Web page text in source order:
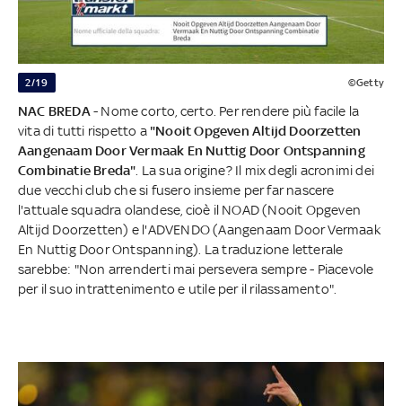
2/19 ©Getty
NAC BREDA - Nome corto, certo. Per rendere più facile la
vita di tutti rispetto a "Nooit Opgeven Altijd Doorzetten
Aangenaam Door Vermaak En Nuttig Door Ontspanning
Combinatie Breda" . La sua origine? Il mix degli acronimi dei
due vecchi club che si fusero insieme per far nascere
l'attuale squadra olandese, cioè il NOAD (Nooit Opgeven
Altijd Doorzetten) e l'ADVENDO (Aangenaam Door Vermaak
En Nuttig Door Ontspanning). La traduzione letterale
sarebbe: "Non arrenderti mai persevera sempre - Piacevole
per il suo intrattenimento e utile per il rilassamento".